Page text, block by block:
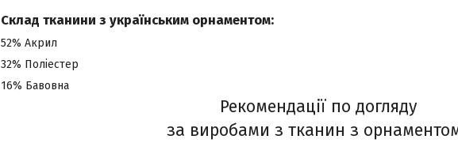
Склад тканини з українським орнаментом:
52% Акрил
32% Поліестер
16% Бавовна
Рекомендації по догляду
за виробами з тканин з